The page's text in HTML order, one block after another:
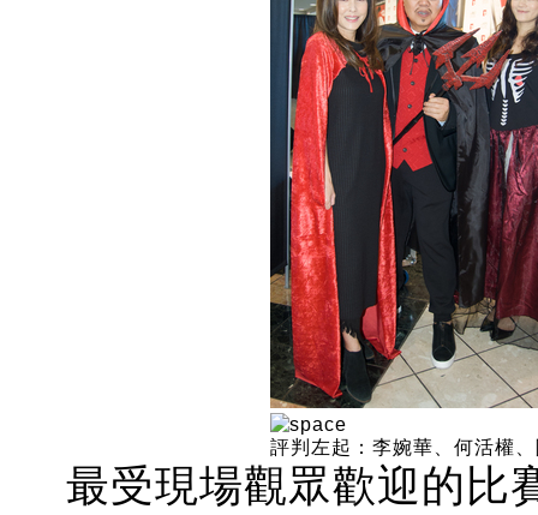
評判左起：李婉華、何活權
最受現場觀眾歡迎的比